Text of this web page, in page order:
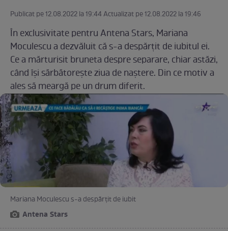
Publicat pe 12.08.2022 la 19:44 Actualizat pe 12.08.2022 la 19:46
În exclusivitate pentru Antena Stars, Mariana
Moculescu a dezvăluit că s-a despărțit de iubitul ei.
Ce a mărturisit bruneta despre separare, chiar astăzi,
când își sărbătorește ziua de naștere. Din ce motiv a
ales să meargă pe un drum diferit.
Mariana Moculescu s-a despărțit de iubit
Antena Stars